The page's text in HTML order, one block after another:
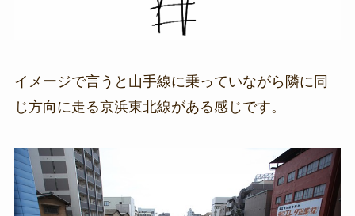
イメージで言うと山手線に乗っていながら隣に同
じ方向に走る京浜東北線がある感じです。